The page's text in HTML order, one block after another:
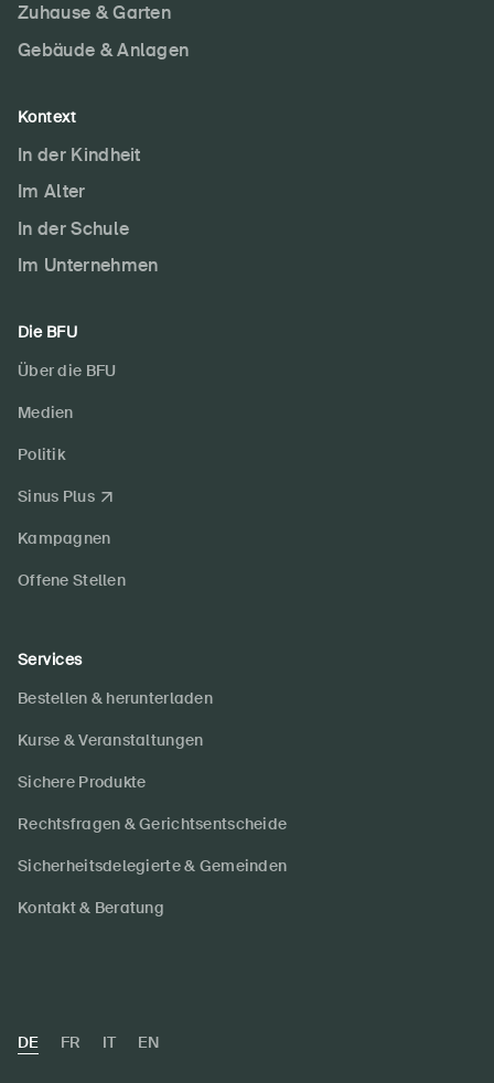
Zuhause & Garten
Gebäude & Anlagen
Kontext
In der Kindheit
Im Alter
In der Schule
Im Unternehmen
Die BFU
Über die BFU
Medien
Politik
Sinus Plus
Kampagnen
Offene Stellen
Services
Bestellen & herunterladen
Kurse & Veranstaltungen
Sichere Produkte
Rechtsfragen & Gerichtsentscheide
Sicherheitsdelegierte & Gemeinden
Kontakt & Beratung
DE FR IT EN